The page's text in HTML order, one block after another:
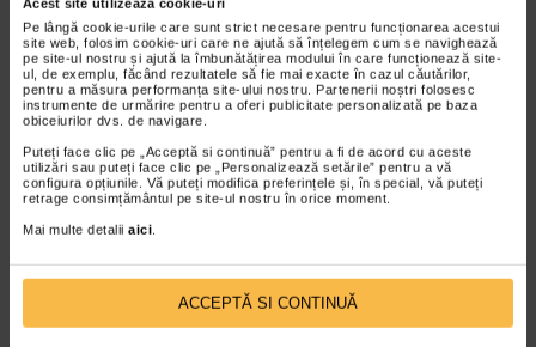
Pe lângă cookie-urile care sunt strict necesare pentru funcționarea acestui
site web, folosim cookie-uri care ne ajută să înțelegem cum se navighează
pe site-ul nostru și ajută la îmbunătățirea modului în care funcționează site-
ul, de exemplu, făcând rezultatele să fie mai exacte în cazul căutărilor,
pentru a măsura performanța site-ului nostru. Partenerii noștri folosesc
instrumente de urmărire pentru a oferi publicitate personalizată pe baza
obiceiurilor dvs. de navigare.
Puteți face clic pe „Acceptă si continuă” pentru a fi de acord cu aceste
utilizări sau puteți face clic pe „Personalizează setările” pentru a vă
configura opțiunile. Vă puteți modifica preferințele și, în special, vă puteți
retrage consimțământul pe site-ul nostru în orice moment.
Mai multe detalii aici.
ACCEPTĂ SI CONTINUĂ
Enurezis: cauze, factori declansatori si solutii
Sistem urinar
Enurezisul este termenul medical pentru
pierderea accidentala de urina, de obicei in
timpul somnului. Este o afectiune frecventa
Enurezisul este considerat…
Timp de citire:4 minute, 32 secunde
Senzatia de prea plin: cand indica o afectiune si
Boli ale sistemului digestiv
Multi oameni au experimentat macar o data